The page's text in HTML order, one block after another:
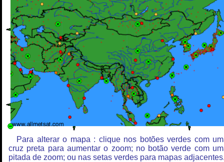
Para alterar o mapa : clique nos botões verdes com
cruz preta para aumentar o zoom; no botão verde com
pitada de zoom; ou nas setas verdes para mapas